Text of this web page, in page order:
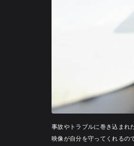
事故やトラブルに巻き込ま
映像が自分を守ってくれるの